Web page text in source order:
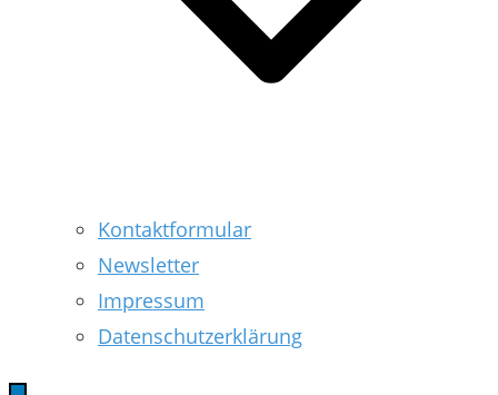
Kontaktformular
Newsletter
Impressum
Datenschutzerklärung